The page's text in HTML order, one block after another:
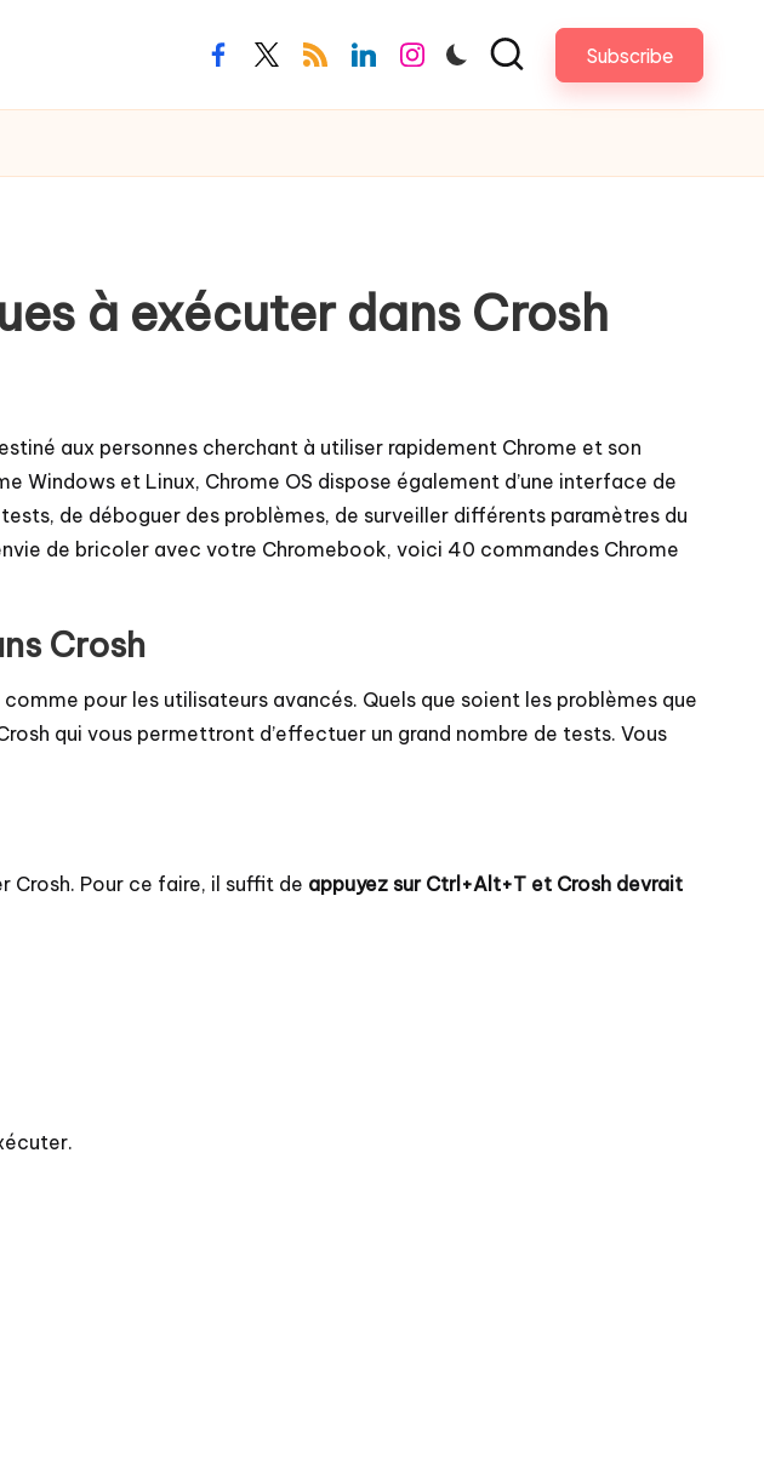
facebook.com
twitter.com
rss.comlinkedin.com
instagram.com Subscribe
à exécuter dans Crosh
aux personnes cherchant à utiliser rapidement Chrome et son
Windows et Linux, Chrome OS dispose également d’une interface de
de déboguer des problèmes, de surveiller différents paramètres du
de bricoler avec votre Chromebook, voici 40 commandes Chrome
Crosh
pour les utilisateurs avancés. Quels que soient les problèmes que
qui vous permettront d’effectuer un grand nombre de tests. Vous
Crosh. Pour ce faire, il suffit de appuyez sur Ctrl+Alt+T et Crosh devrait